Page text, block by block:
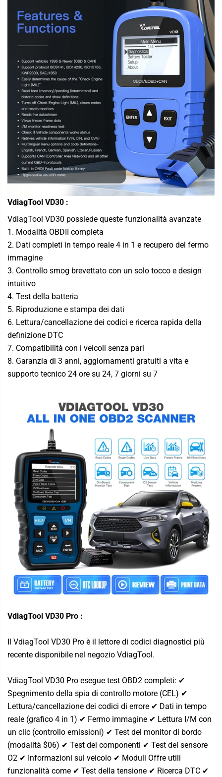
VdiagTool VD30 :
VdiagTool VD30 possiede queste funzionalità avanzate
1. Modalità OBDII completa
2. Dati completi in tempo reale 4 in 1 e recupero del fermo
immagine
3. Controllo smog brevettato con un solo tocco e design
intuitivo
4. Test della batteria
5. Riproduzione e stampa dei dati
6. Lettura/cancellazione dei codici e ricerca rapida della
definizione DTC
7. Compatibilità con i veicoli senza pari
8. Garanzia di 3 anni, aggiornamenti gratuiti a vita e
supporto tecnico 24 ore su 24, 7 giorni su 7
VdiagTool VD30 Pro :
Il VdiagTool VD30 Pro è il lettore di codici diagnostici più
recente disponibile nel negozio VdiagTool.
VdiagTool VD30 Pro esegue test OBD2 completi: ✔
Spegnimento della spia di controllo motore (CEL) ✔
Lettura/cancellazione dei codici di errore ✔ Dati in tempo
reale (grafico 4 in 1) ✔ Fermo immagine ✔ Lettura I/M con
un clic (controllo emissioni) ✔ Test del monitor di bordo
(modalità $06) ✔ Test dei componenti ✔ Test del sensore
O2 ✔ Informazioni sul veicolo ✔ Moduli Offre utili
funzionalità come ✔ Test della tensione ✔ Ricerca DTC ✔